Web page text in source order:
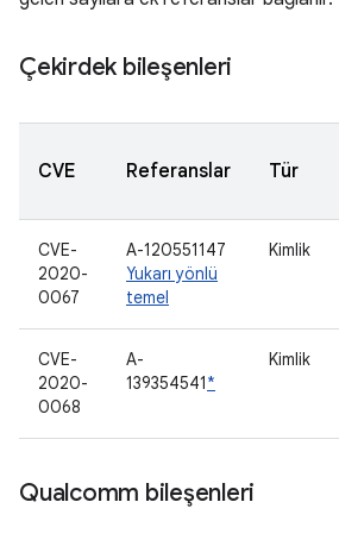
Çekirdek bileşenleri
CVE Referanslar Tür
CVE-
2020-
0067
A-120551147
Yukarı yönlü
temel
Kimlik
CVE-
2020-
0068
A-
139354541*
Kimlik
Qualcomm bileşenleri